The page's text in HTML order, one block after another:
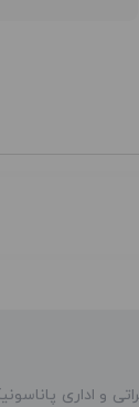
شرکت ایده آل گستر با